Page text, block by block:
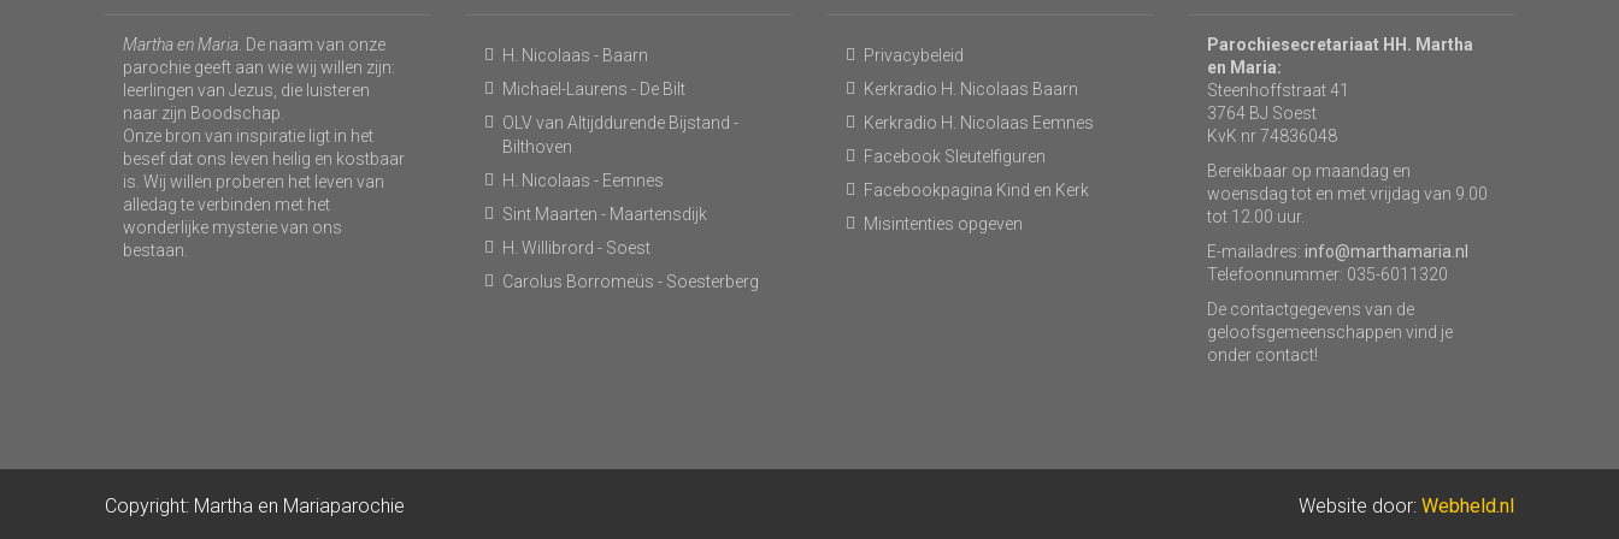
Martha en Maria . De naam van onze
parochie geeft aan wie wij willen zijn:
leerlingen van Jezus, die luisteren
naar zijn Boodschap.
Onze bron van inspiratie ligt in het
besef dat ons leven heilig en kostbaar
is. Wij willen proberen het leven van
alledag te verbinden met het
wonderlijke mysterie van ons
bestaan.
H. Nicolaas - Baarn
Michaël-Laurens - De Bilt
OLV van Altijddurende Bijstand -
Bilthoven
H. Nicolaas - Eemnes
Sint Maarten - Maartensdijk
H. Willibrord - Soest
Carolus Borromeüs - Soesterberg
Privacybeleid
Kerkradio H. Nicolaas Baarn
Kerkradio H. Nicolaas Eemnes
Facebook Sleutelfiguren
Facebookpagina Kind en Kerk
Misintenties opgeven
Parochiesecretariaat HH. Martha
en Maria:
Steenhoffstraat 41
3764 BJ Soest
KvK nr 74836048
Bereikbaar op maandag en
woensdag tot en met vrijdag van 9.00
tot 12.00 uur.
E-mailadres: info@marthamaria.nl
Telefoonnummer: 035-6011320
De contactgegevens van de
geloofsgemeenschappen vind je
onder contact!
Copyright: Martha en Mariaparochie Website door: Webheld.nl